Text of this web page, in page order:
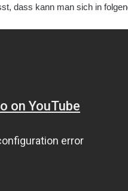
dass kann man sich in